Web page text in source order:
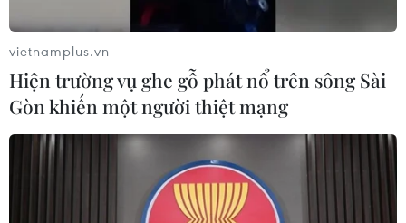
#Champions League #Real Madrid
#Kylian Mbappe
vietnamplus.vn
Hiện trường vụ ghe gỗ phát nổ trên sông Sài
Gòn khiến một người thiệt mạng